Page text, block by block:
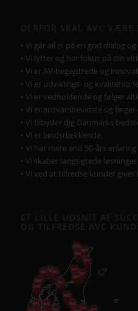
• Vi går all in på en god dialog
• Vi lytter og har fokus på din
• Vi er AV-begejstrede og
• Vi er udviklings- og
• Vi er vedholdende og følger
• Vi er ansvarsbevidste og
• Vi tilbyder dig Danmarks
• Vi er landsdækkende.
• Vi har mere end 50-års
• Vi skaber langsigtede løsninger.
• Vi ved at tilfredse kunder